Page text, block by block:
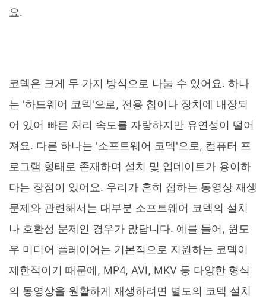
요.
코덱은 크게 두 가지 방식으로 나눌 수 있어요. 하나
는 '하드웨어 코덱'으로, 전용 칩이나 장치에 내장되
어 있어 빠른 처리 속도를 자랑하지만 유연성이 떨어
져요. 다른 하나는 '소프트웨어 코덱'으로, 컴퓨터 프
로그램 형태로 존재하며 설치 및 업데이트가 용이하
다는 장점이 있어요. 우리가 흔히 접하는 동영상 재생
문제와 관련해서는 대부분 소프트웨어 코덱의 설치
나 호환성 문제인 경우가 많답니다. 예를 들어, 윈도
우 미디어 플레이어는 기본적으로 지원하는 코덱이
제한적이기 때문에, MP4, AVI, MKV 등 다양한 형식
의 동영상을 원활하게 재생하려면 별도의 코덱 설치